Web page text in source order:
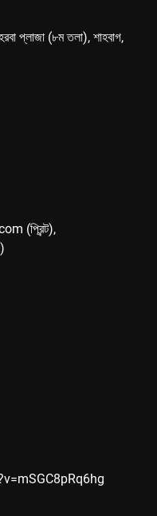
প্লাজা (৮ম তলা), শাহবাগ,
(প্রিন্ট),